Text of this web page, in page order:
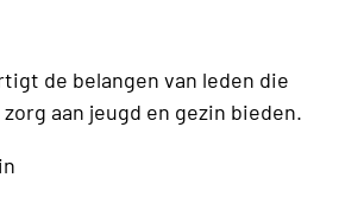
de belangen van leden die
aan jeugd en gezin bieden.